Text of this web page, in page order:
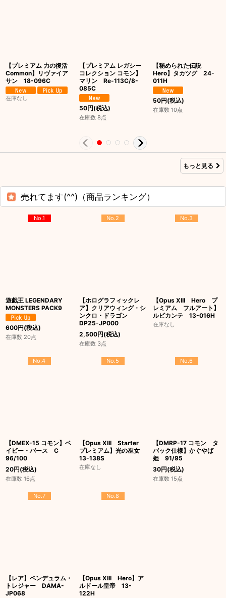
【プレミアム 力の復活
Common】リヴァイア
サン 18-096C
在庫なし
【プレミアム レガシー
コレクション コモン】
マリン Re-113C/8-
085C
50円(税込)
在庫数 8点
【秘められた伝説
Hero】タカツグ 24-
011H
50円(税込)
在庫数 10点
もっと見る
売れてます(^^)（商品ランキング）
No.1
遊戯王 LEGENDARY
MONSTERS PACK9
600円(税込)
在庫数 20点
No.2
【ホログラフィックレ
ア】クリアウィング・シ
ンクロ・ドラゴン
DP25-JP000
2,500円(税込)
在庫数 3点
No.3
【Opus XIII Hero プ
レミアム フルアート】
ルビカンテ 13-016H
在庫なし
No.4
【DMEX-15 コモン】ベ
イビー・バース C
96/100
20円(税込)
在庫数 16点
No.5
【Opus XIII Starter
プレミアム】光の巫女
13-138S
在庫なし
No.6
【DMRP-17 コモン タ
バック仕様】かぐやば
姫 91/95
30円(税込)
在庫数 15点
No.7
【レア】ペンデュラム・
トレジャー DAMA-
JP068
No.8
【Opus XIII Hero】ア
ルドール皇帝 13-
122H